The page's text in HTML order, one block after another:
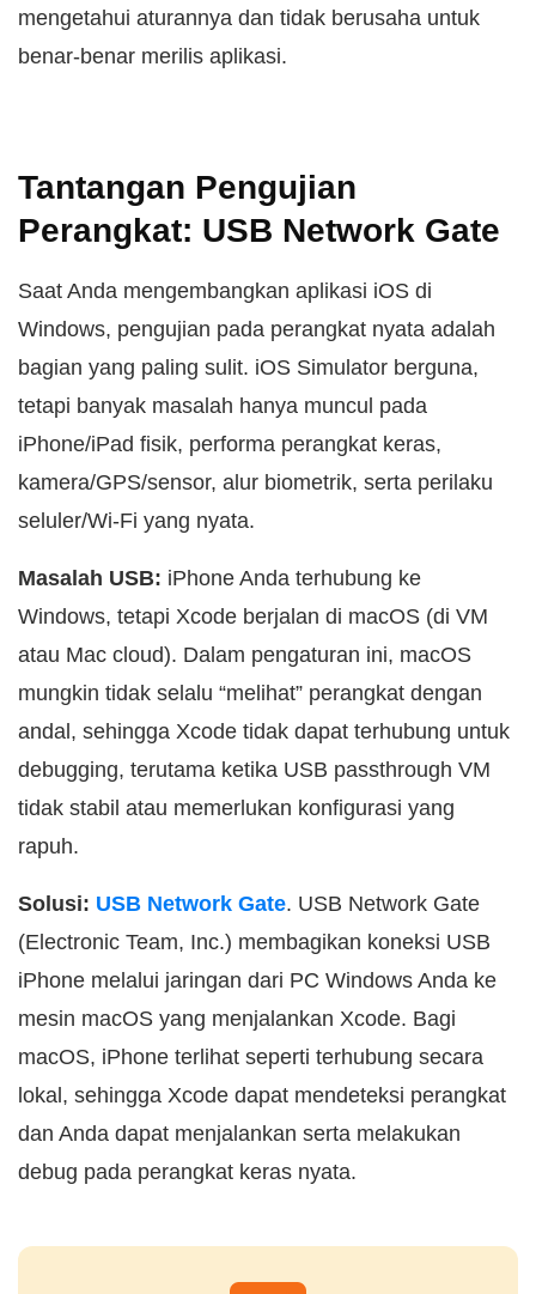
mengetahui aturannya dan tidak berusaha untuk
benar-benar merilis aplikasi.
Tantangan Pengujian
Perangkat: USB Network Gate
Saat Anda mengembangkan aplikasi iOS di
Windows, pengujian pada perangkat nyata adalah
bagian yang paling sulit. iOS Simulator berguna,
tetapi banyak masalah hanya muncul pada
iPhone/iPad fisik, performa perangkat keras,
kamera/GPS/sensor, alur biometrik, serta perilaku
seluler/Wi‑Fi yang nyata.
Masalah USB: iPhone Anda terhubung ke
Windows, tetapi Xcode berjalan di macOS (di VM
atau Mac cloud). Dalam pengaturan ini, macOS
mungkin tidak selalu “melihat” perangkat dengan
andal, sehingga Xcode tidak dapat terhubung untuk
debugging, terutama ketika USB passthrough VM
tidak stabil atau memerlukan konfigurasi yang
rapuh.
Solusi: USB Network Gate. USB Network Gate
(Electronic Team, Inc.) membagikan koneksi USB
iPhone melalui jaringan dari PC Windows Anda ke
mesin macOS yang menjalankan Xcode. Bagi
macOS, iPhone terlihat seperti terhubung secara
lokal, sehingga Xcode dapat mendeteksi perangkat
dan Anda dapat menjalankan serta melakukan
debug pada perangkat keras nyata.